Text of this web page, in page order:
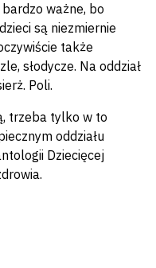
ważne, bo
są niezmiernie
także
słodycze. Na oddział
Poli.
trzeba tylko w to
oddziału
Dziecięcej